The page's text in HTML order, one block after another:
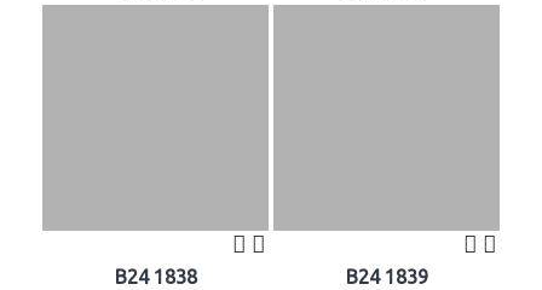
B24 1838 B24 1839